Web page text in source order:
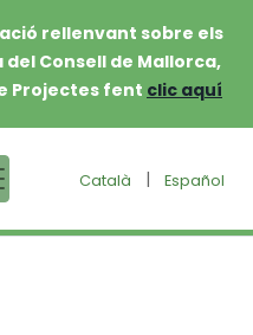
rellenvant sobre els
Consell de Mallorca,
Projectes fent clic aquí
Català | Español